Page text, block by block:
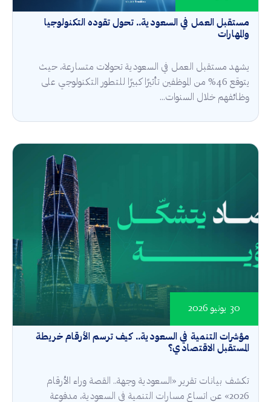
مستقبل العمل في السعودية.. تحول تقوده التكنولوجيا
والمهارات
يشهد مستقبل العمل في السعودية تحولات متسارعة، حيث
يتوقع 46% من الموظفين تأثيرًا كبيرًا للتطور التكنولوجي على
وظائفهم خلال السنوات...
مؤشرات التنمية في السعودية.. كيف ترسم الأرقام خريطة
المستقبل الاقتصادي؟
30 يونيو 2026
تكشف بيانات تقرير «السعودية وجهة.. القصة وراء الأرقام
2026» عن اتساع مسارات التنمية في السعودية، مدفوعة